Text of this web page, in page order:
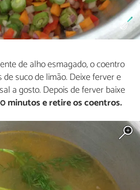
de alho esmagado, o coentro
suco de limão. Deixe ferver e
a gosto. Depois de ferver baixe
minutos e retire os coentros.